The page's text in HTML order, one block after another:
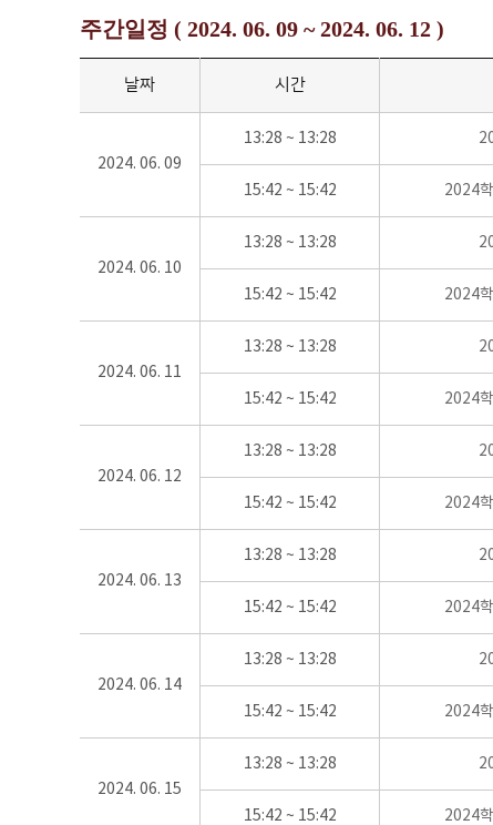
주간일정 ( 2024. 06. 09 ~ 2024. 06. 12 )
날짜 시간
2024. 06. 09
13:28 ~ 13:28
15:42 ~ 15:42 2024
2024. 06. 10
13:28 ~ 13:28
15:42 ~ 15:42 2024
2024. 06. 11
13:28 ~ 13:28
15:42 ~ 15:42 2024
2024. 06. 12
13:28 ~ 13:28
15:42 ~ 15:42 2024
2024. 06. 13
13:28 ~ 13:28
15:42 ~ 15:42 2024
2024. 06. 14
13:28 ~ 13:28
15:42 ~ 15:42 2024
2024. 06. 15
13:28 ~ 13:28
15:42 ~ 15:42 2024